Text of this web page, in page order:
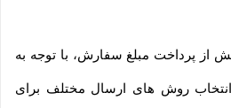
از پرداخت مبلغ سفارش، با توجه به
روش های ارسال مختلف برای